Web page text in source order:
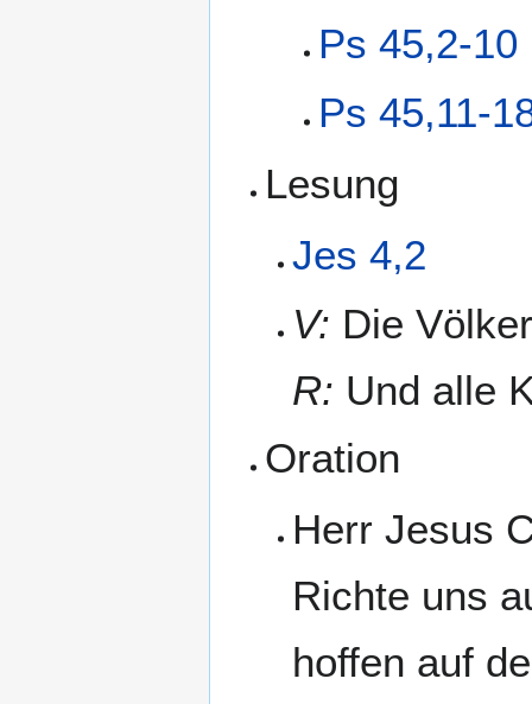
Ps 45,2-10
Ps 45,11-
Lesung
Jes 4,2
V: Die
R: Und alle
Oration
Herr Jesus
Richte uns
hoffen auf